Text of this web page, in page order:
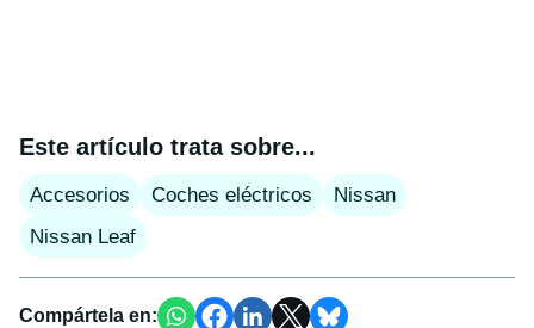
Este artículo trata sobre...
Accesorios Coches eléctricos
Nissan
Nissan Leaf
Compártela en: